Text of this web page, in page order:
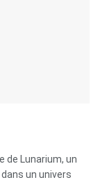
de Lunarium, un
un univers